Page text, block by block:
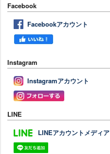
Facebook
Facebookアカウント
Instagram
Instagramアカウント
LINE
LINEアカウントメディア